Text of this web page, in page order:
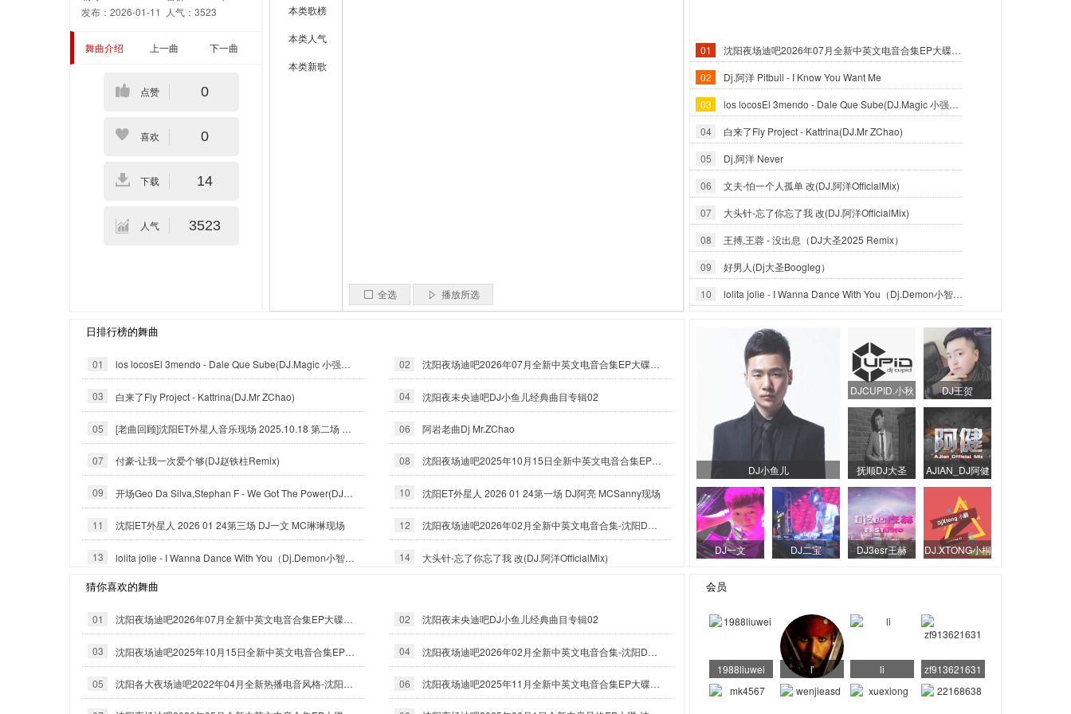
发布：2026-01-11
人气：3523
舞曲介绍 上一曲 下一曲
点赞 0
喜欢 0
下载 14
人气 3523
本类歌榜
本类人气
本类新歌
全选 播放所选
01
沈阳夜场迪吧2026年07月全新中英文电音合集EP大碟-沈阳DJ小良
02
Dj.阿洋 Pitbull - I Know You Want Me
03
los locosEl 3mendo - Dale Que Sube(DJ.Magic 小强Official Mix)
04
白来了Fly Project - Kattrina(DJ.Mr ZChao)
05
Dj.阿洋 Never
06
文夫-怕一个人孤单 改(DJ.阿洋OfficialMix)
07
大头针-忘了你忘了我 改(DJ.阿洋OfficialMix)
08
王搏,王蓉 - 没出息（DJ大圣2025 Remix）
09
好男人(Dj大圣Boogleg）
10
lolita jolie - I Wanna Dance With You（Dj.Demon小智_Reximx）
日排行榜的舞曲
01 los locosEl 3mendo - Dale Que Sube(DJ.Magic 小强Official Mix) 02 沈阳夜场迪吧2026年07月全新中英文电音合集EP大碟-沈阳DJ小良
03 白来了Fly Project - Kattrina(DJ.Mr ZChao) 04 沈阳夜未央迪吧DJ小鱼儿经典曲目专辑02
05 [老曲回顾]沈阳ET外星人音乐现场 2025.10.18 第二场 DJ二曼 MC托尼 06 阿岩老曲Dj Mr.ZChao
07 付豪-让我一次爱个够(DJ赵铁柱Remix) 08 沈阳夜场迪吧2025年10月15日全新中英文电音合集EP大碟-沈阳DJ小良
09 开场Geo Da Silva,Stephan F - We Got The Power(DJ.Magic 小强 Exented Mix) 10 沈阳ET外星人 2026 01 24第一场 DJ阿亮 MCSanny现场
11 沈阳ET外星人 2026 01 24第三场 DJ一文 MC琳琳现场 12 沈阳夜场迪吧2026年02月全新中英文电音合集-沈阳DJ小良
13 lolita jolie - I Wanna Dance With You（Dj.Demon小智_Reximx） 14 大头针-忘了你忘了我 改(DJ.阿洋OfficialMix)
猜你喜欢的舞曲
01 沈阳夜场迪吧2026年07月全新中英文电音合集EP大碟-沈阳DJ小良 02 沈阳夜未央迪吧DJ小鱼儿经典曲目专辑02
03 沈阳夜场迪吧2025年10月15日全新中英文电音合集EP大碟-沈阳DJ小良 04 沈阳夜场迪吧2026年02月全新中英文电音合集-沈阳DJ小良
05 沈阳各大夜场迪吧2022年04月全新热播电音风格-沈阳DJ小良 06 沈阳夜场迪吧2025年11月全新中英文电音合集EP大碟-沈阳DJ小良
DJ小鱼儿
DJCUPID.小秋 DJ王贺
抚顺DJ大圣 AJIAN_DJ阿健
DJ一文 DJ二宝 DJ3esr王赫 DJ.XTONG小桐
会员
1988liuwei ľ li zf913621631